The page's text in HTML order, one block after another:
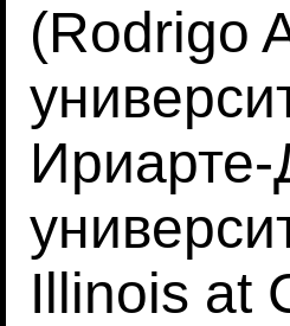
(Rodrigo
Illinois at